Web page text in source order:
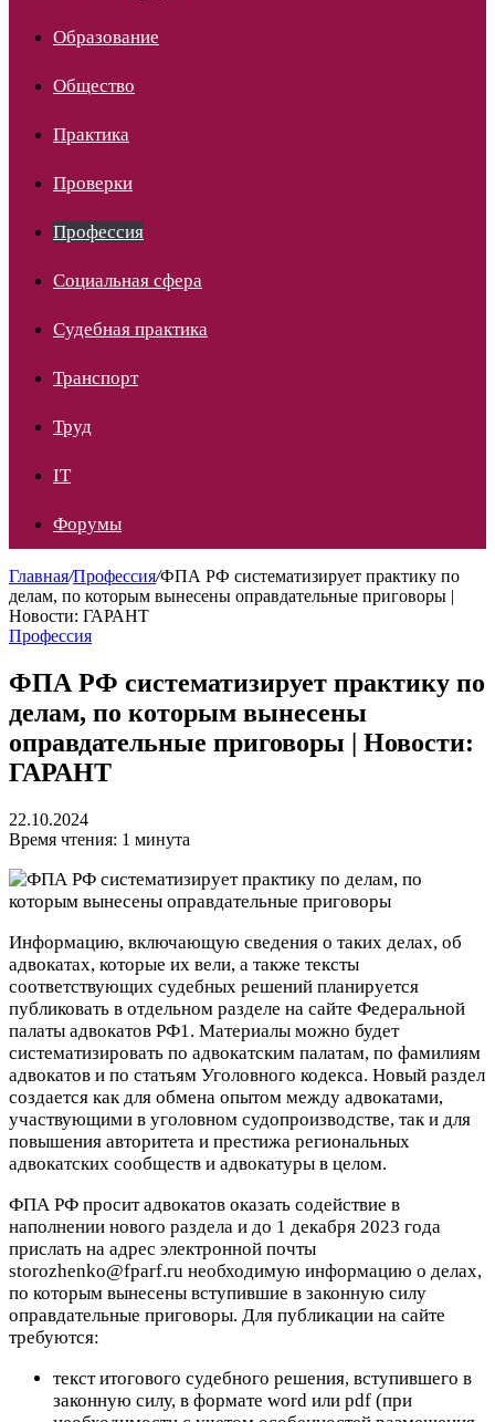
Образование
Общество
Практика
Проверки
Профессия
Социальная сфера
Судебная практика
Транспорт
Труд
IT
Форумы
Главная/Профессия/ФПА РФ систематизирует практику по
делам, по которым вынесены оправдательные приговоры |
Новости: ГАРАНТ
Профессия
ФПА РФ систематизирует практику по
делам, по которым вынесены
оправдательные приговоры | Новости:
ГАРАНТ
22.10.2024
Время чтения: 1 минута
Информацию, включающую сведения о таких делах, об
адвокатах, которые их вели, а также тексты
соответствующих судебных решений планируется
публиковать в отдельном разделе на сайте Федеральной
палаты адвокатов РФ1. Материалы можно будет
систематизировать по адвокатским палатам, по фамилиям
адвокатов и по статьям Уголовного кодекса. Новый раздел
создается как для обмена опытом между адвокатами,
участвующими в уголовном судопроизводстве, так и для
повышения авторитета и престижа региональных
адвокатских сообществ и адвокатуры в целом.
ФПА РФ просит адвокатов оказать содействие в
наполнении нового раздела и до 1 декабря 2023 года
прислать на адрес электронной почты
storozhenko@fparf.ru необходимую информацию о делах,
по которым вынесены вступившие в законную силу
оправдательные приговоры. Для публикации на сайте
требуются:
текст итогового судебного решения, вступившего в
законную силу, в формате word или pdf (при